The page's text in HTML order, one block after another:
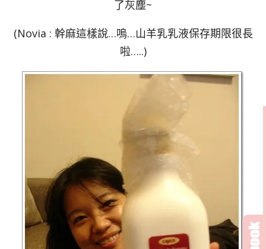
了灰塵~
(Novia : 幹麻這樣說…嗚…山羊乳乳液保存期限很長
啦…..)